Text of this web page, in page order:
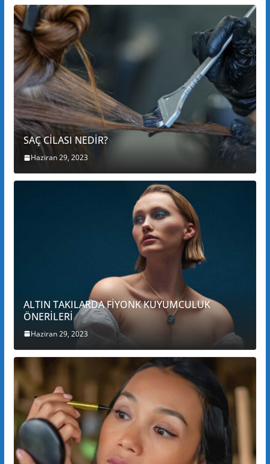
SAÇ CİLASI NEDİR?
Haziran 29, 2023
ALTIN TAKILARDA FİYONK KUYUMCULUK
ÖNERİLERİ
Haziran 29, 2023